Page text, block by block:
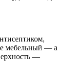
мебельный — а
—